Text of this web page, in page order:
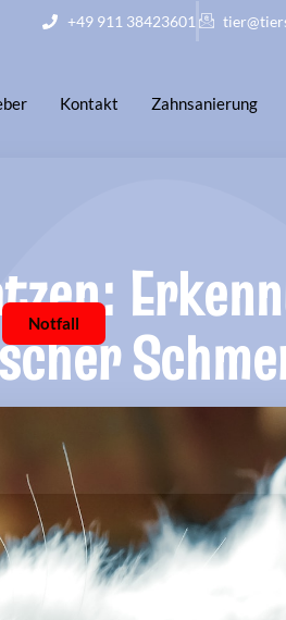
+49 911 38423601
Kontakt Zahnsanierung
Notfall